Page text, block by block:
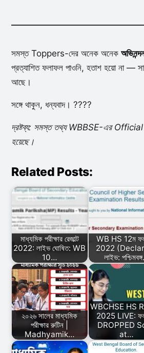
সমস্ত Toppers-দের অনেক অনেক
প্রত্যাশিত ফলাফল পাওনি, হতাশ হয়ো না —
আছে।
সঙ্গে থাকুন, ধন্যবাদ। ????
দ্রষ্টব্য: সমস্ত তথ্য WBBSE-এর
হয়েছে।
Related Posts:
মাধ্যমিক পরীক্ষার রেজাল্ট
2022: লাইভ ঘোষিত: WB
10…
WB HS 12ম
2022
লাইভ:
২০২৬ সালের মাধ্যমিক
পরীক্ষার রুটিন |
Madhyamik…
WBCHSE HS
2025 LIVE:
DROPPED
at…